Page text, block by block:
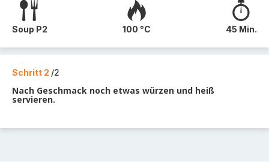
Soup P2 100 °C 45 Min.
Schritt 2 /2
Nach Geschmack noch etwas würzen und heiß
servieren.